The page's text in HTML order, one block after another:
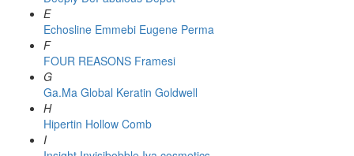
E
Echosline Emmebi Eugene Perma
F
FOUR REASONS Framesi
G
Ga.Ma Global Keratin Goldwell
H
Hipertin Hollow Comb
I